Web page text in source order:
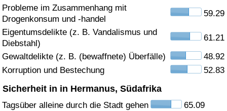
Probleme im Zusammenhang mit
Drogenkonsum und -handel
59.29
Eigentumsdelikte (z. B. Vandalismus und
Diebstahl)
61.21
Gewaltdelikte (z. B. (bewaffnete) Überfälle)
48.92
Korruption und Bestechung
52.83
Sicherheit in in Hermanus, Südafrika
Tagsüber alleine durch die Stadt gehen 65.09
Umweltverschmutzung
Umweltverschmutzungs-Index (aktuell)
Verschmutzungsindex
Umweltverschmutzungs-Index nach Land
Verkehr